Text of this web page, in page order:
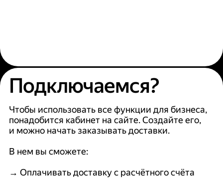
Подключаемся?
Чтобы использовать все функции для бизнеса,
понадобится кабинет на сайте. Создайте его,
и можно начать заказывать доставки.
В нем вы сможете:
→ Оплачивать доставку с расчётного счёта